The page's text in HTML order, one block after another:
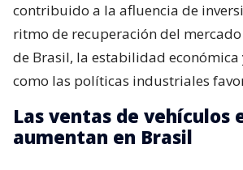
contribuido a la afluencia de
ritmo de recuperación del
de Brasil, la estabilidad
como las políticas industriales
Las ventas de vehículos
aumentan en Brasil